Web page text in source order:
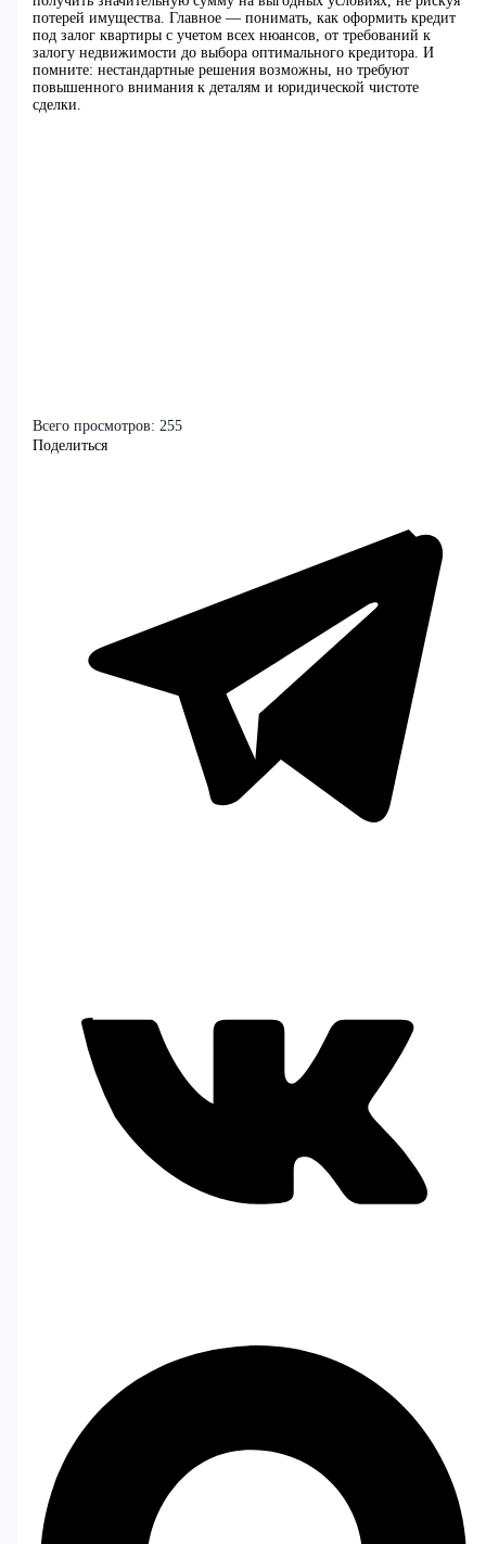
потерей имущества. Главное — понимать, как оформить кредит
под залог квартиры с учетом всех нюансов, от требований к
залогу недвижимости до выбора оптимального кредитора. И
помните: нестандартные решения возможны, но требуют
повышенного внимания к деталям и юридической чистоте
сделки.
Всего просмотров: 255
Поделиться